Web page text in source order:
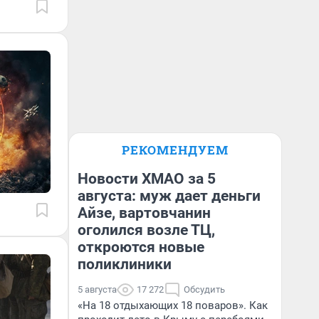
РЕКОМЕНДУЕМ
Новости ХМАО за 5
августа: муж дает деньги
Айзе, вартовчанин
оголился возле ТЦ,
откроются новые
поликлиники
5 августа 17 272 Обсудить
«На 18 отдыхающих 18 поваров». Как